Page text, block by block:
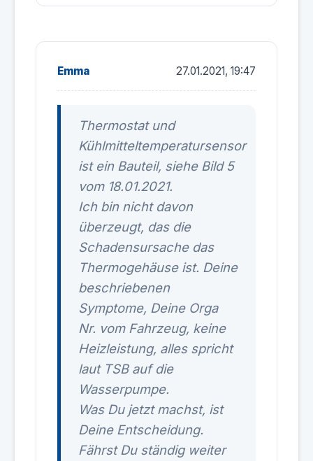
Emma 27.01.2021, 19:47
Thermostat und
Kühlmitteltemperatursensor
ist ein Bauteil, siehe Bild 5
vom 18.01.2021.
Ich bin nicht davon
überzeugt, das die
Schadensursache das
Thermogehäuse ist. Deine
beschriebenen
Symptome, Deine Orga
Nr. vom Fahrzeug, keine
Heizleistung, alles spricht
laut TSB auf die
Wasserpumpe.
Was Du jetzt machst, ist
Deine Entscheidung.
Fährst Du ständig weiter